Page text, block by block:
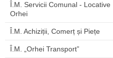
Î.M. Servicii Comunal - Locative
Orhei
Î.M. Achiziții, Comerț și Piețe
Î.M. „Orhei Transport”